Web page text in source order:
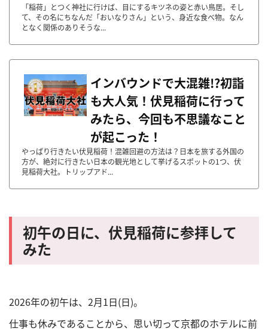
「稲荷」とつく神社に行けば、目にするキツネの姿と赤い鳥居。そし
て、その名にちなんだ「おいなりさん」という、身近な食べ物。なん
となく関係のありそうな...
インバウンドで大混雑!?初詣
も大人気！伏見稲荷に行って
みたら、今回も不思議なこと
が起こった！
やっぱり行きたい伏見稲荷！混雑回避の方法は？日本を旅する外国の
方が、絶対に行きたい日本の観光地として挙げるスポットの1つ、伏
見稲荷大社。トリップアド...
初午の日に、伏見稲荷に参拝して
みた
2026年の初午は、2月1日(日)。
仕事も休みであることから、思い切って京都のホテルに前